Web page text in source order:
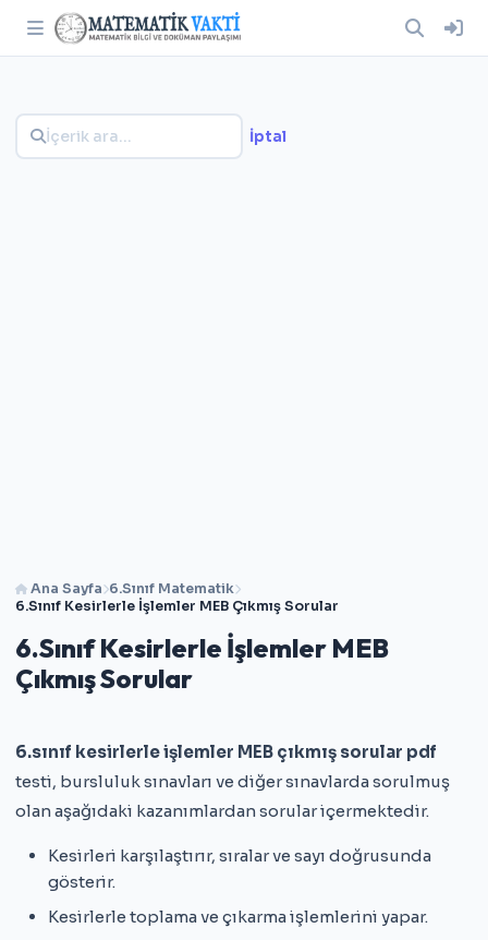
Ana Sayfa 6.Sınıf Matematik
6.Sınıf Kesirlerle İşlemler MEB Çıkmış Sorular
6.Sınıf Kesirlerle İşlemler MEB
Çıkmış Sorular
6.sınıf kesirlerle işlemler MEB çıkmış sorular pdf
testi, bursluluk sınavları ve diğer sınavlarda sorulmuş
olan aşağıdaki kazanımlardan sorular içermektedir.
Kesirleri karşılaştırır, sıralar ve sayı doğrusunda
gösterir.
Kesirlerle toplama ve çıkarma işlemlerini yapar.
İptal